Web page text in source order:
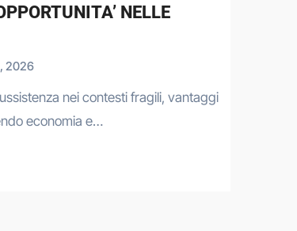
NELLE
2026
nei contesti fragili, vantaggi
economia e…